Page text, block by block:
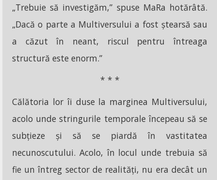
„Trebuie să investigăm,” spuse MaRa hotărâtă.
„Dacă o parte a Multiversului a fost ștearsă sau
a căzut în neant, riscul pentru întreaga
structură este enorm.”
* * *
Călătoria lor îi duse la marginea Multiversului,
acolo unde stringurile temporale începeau să se
subțieze și să se piardă în vastitatea
necunoscutului. Acolo, în locul unde trebuia să
fie un întreg sector de realități, nu era decât un